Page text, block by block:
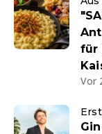
für
Vor